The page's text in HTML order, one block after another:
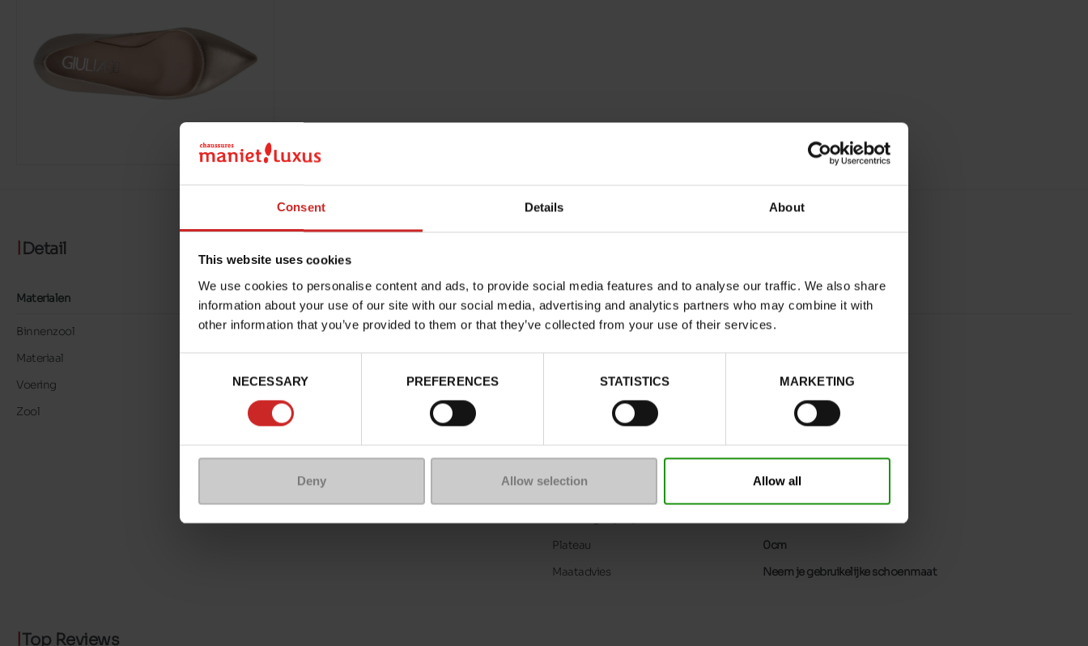
Consent Details About
This website uses cookies
We use cookies to personalise content and ads, to provide social media features and to analyse our traffic. We also share
information about your use of our site with our social media, advertising and analytics partners who may combine it with
other information that you’ve provided to them or that they’ve collected from your use of their services.
NECESSARY PREFERENCES STATISTICS MARKETING
Deny Allow selection Allow all
Detail
Materialen
Binnenzool
LEER
Materiaal
Voering
LK LEER
Zool
TUNIT
Kenmerken
Color
GOUD
Waterbestendig
Neen
Plateau
0cm
Maatadvies
Neem je gebruikelijke schoenmaat
Top Reviews